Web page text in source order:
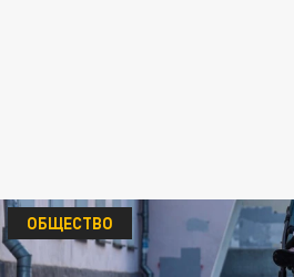
ОБЩЕСТВО